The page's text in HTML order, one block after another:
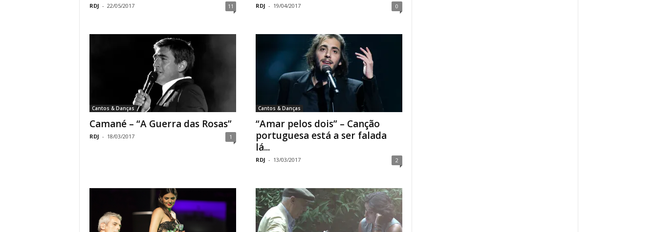
RDJ - 22/05/2017 11 RDJ - 19/04/2017 0
Cantos & Danças
Camané – “A Guerra das Rosas”
RDJ - 18/03/2017 1
Cantos & Danças
“Amar pelos dois” – Canção
portuguesa está a ser falada
lá...
RDJ - 13/03/2017 2